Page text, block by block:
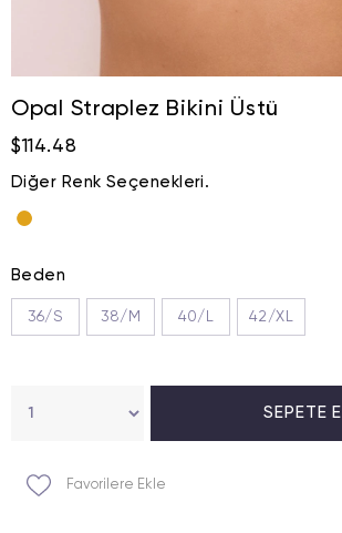
Opal Straplez Bikini Üstü
$114.48
Diğer Renk Seçenekleri.
Beden
36/S 38/M 40/L 42/XL
Favorilere Ekle